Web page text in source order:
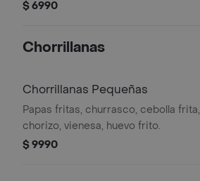
aro de cebolla sobre el pan.
$ 6990
Chorrillanas
Chorrillanas Pequeñas
Papas fritas, churrasco, cebolla frita,
chorizo, vienesa, huevo frito.
$ 9990